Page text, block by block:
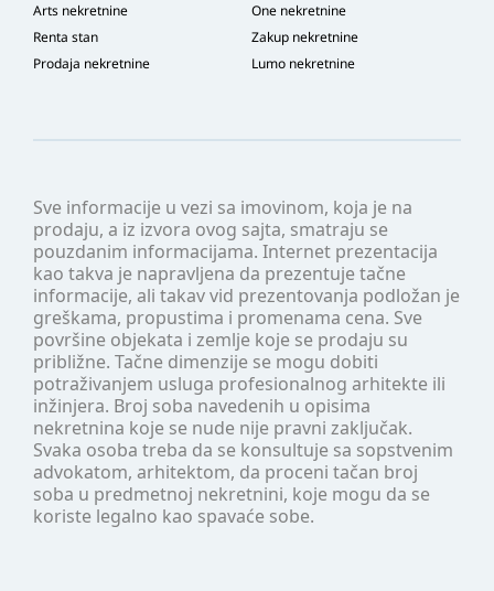
Sve informacije u vezi sa imovinom, koja je na
prodaju, a iz izvora ovog sajta, smatraju se
pouzdanim informacijama. Internet prezentacija
kao takva je napravljena da prezentuje tačne
informacije, ali takav vid prezentovanja podložan je
greškama, propustima i promenama cena. Sve
površine objekata i zemlje koje se prodaju su
približne. Tačne dimenzije se mogu dobiti
potraživanjem usluga profesionalnog arhitekte ili
inžinjera. Broj soba navedenih u opisima
nekretnina koje se nude nije pravni zaključak.
Svaka osoba treba da se konsultuje sa sopstvenim
advokatom, arhitektom, da proceni tačan broj
soba u predmetnoj nekretnini, koje mogu da se
koriste legalno kao spavaće sobe.
Arts nekretnine
One nekretnine
Renta stan
Zakup nekretnine
Prodaja nekretnine
Lumo nekretnine